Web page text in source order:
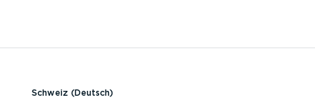
Schweiz (Deutsch)